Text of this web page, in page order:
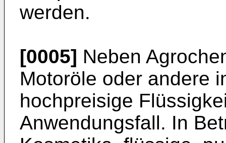
werden.
[0005] Neben
Motoröle oder andere
hochpreisige
Anwendungsfall. In